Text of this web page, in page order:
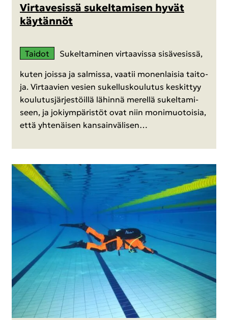
Vir­ta­ve­sis­sä su­kel­ta­mi­sen hyvät
käy­tän­nöt
Tai­dot Su­kel­ta­mi­nen vir­taa­vis­sa si­sä­ve­sis­sä,
kuten jois­sa ja sal­mis­sa, vaa­tii mo­nen­lai­sia tai­to­
ja. Vir­taa­vien ve­sien su­kel­lus­kou­lu­tus kes­kit­tyy
kou­lu­tus­jär­jes­töil­lä lä­hin­nä me­rel­lä su­kel­ta­mi­
seen, ja jo­kiym­pä­ris­töt ovat niin mo­ni­muo­toi­sia,
että yh­te­näi­sen kan­sain­vä­li­sen…